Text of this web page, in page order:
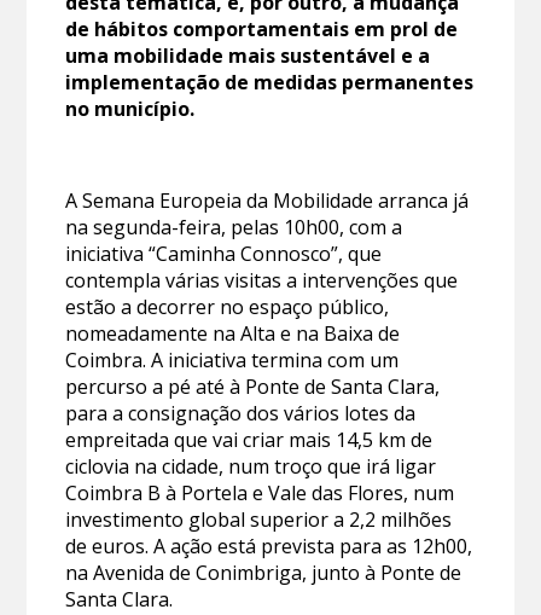
de hábitos comportamentais em prol de
uma mobilidade mais sustentável e a
implementação de medidas permanentes
no município.
A Semana Europeia da Mobilidade arranca já
na segunda-feira, pelas 10h00, com a
iniciativa “Caminha Connosco”, que
contempla várias visitas a intervenções que
estão a decorrer no espaço público,
nomeadamente na Alta e na Baixa de
Coimbra. A iniciativa termina com um
percurso a pé até à Ponte de Santa Clara,
para a consignação dos vários lotes da
empreitada que vai criar mais 14,5 km de
ciclovia na cidade, num troço que irá ligar
Coimbra B à Portela e Vale das Flores, num
investimento global superior a 2,2 milhões
de euros. A ação está prevista para as 12h00,
na Avenida de Conimbriga, junto à Ponte de
Santa Clara.